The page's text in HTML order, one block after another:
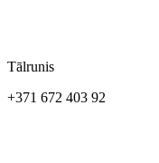
Tālrunis
+371 672 403 92